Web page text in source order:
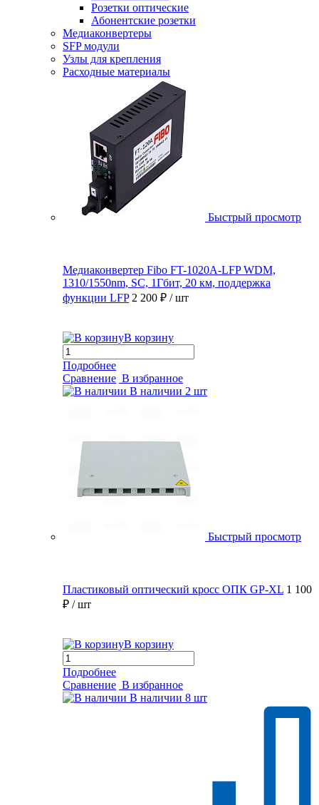
Розетки оптические
Абонентские розетки
Медиаконвертеры
SFP модули
Узлы для крепления
Расходные материалы
Быстрый просмотр
Медиаконвертер Fibo FT-1020A-LFP WDM,
1310/1550nm, SC, 1Гбит, 20 км, поддержка
функции LFP 2 200 ₽ / шт
В корзину
Подробнее
Сравнение В избранное
В наличии 2 шт
Быстрый просмотр
Пластиковый оптический кросс ОПК GP-XL 1 100
₽ / шт
В корзину
Подробнее
Сравнение В избранное
В наличии 8 шт